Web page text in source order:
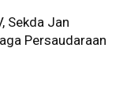
Sekda Jan
Persaudaraan